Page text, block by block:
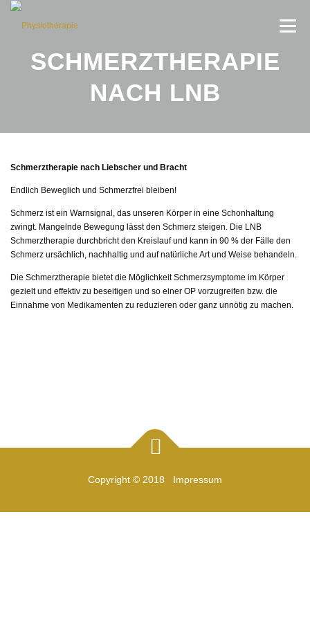
Direkt zum Inhalt
Menü
SCHMERZTHERAPIE
NACH LNB
Schmerztherapie nach Liebscher und Bracht
Endlich Beweglich und Schmerzfrei bleiben!
Schmerz ist ein Warnsignal, das unseren Körper in eine Schonhaltung
zwingt. Mangelnde Bewegung lässt den Schmerz steigen. Die LNB
Schmerztherapie durchbricht den Kreislauf und kann in 90 % der Fälle den
Schmerz ursächlich, nachhaltig und auf natürliche Art und Weise behandeln.
Die Schmerztherapie bietet die Möglichkeit Schmerzsymptome im Körper
gezielt und effektiv zu beseitigen und so einer OP vorzugreifen bzw. die
Einnahme von Medikamenten zu reduzieren oder ganz unnötig zu machen.
Copyright © 2018 Impressum